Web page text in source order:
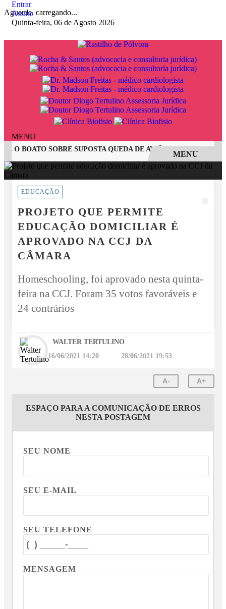
Aguarde, carregando...
Entrar
Assine
Quinta-feira, 06 de Agosto 2026
MENU
O BOATO SOBRE SUPOSTA QUEDA DE AVIÃO COM JOVENS
MENU
EDUCAÇÃO
PROJETO QUE PERMITE
EDUCAÇÃO DOMICILIAR É
APROVADO NA CCJ DA
CÂMARA
Homeschooling, foi aprovado nesta quinta-
feira na CCJ. Foram 35 votos favoráveis e
24 contrários
WALTER TERTULINO
16/06/2021 14:20 28/06/2021 19:53
A- A+
ESPAÇO PARA A COMUNICAÇÃO DE ERROS
NESTA POSTAGEM
SEU NOME
SEU E-MAIL
SEU TELEFONE
MENSAGEM